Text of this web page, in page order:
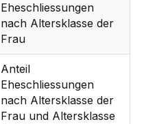
Eheschliessungen
nach Altersklasse der
Frau
Anteil
Eheschliessungen
nach Altersklasse der
Frau und Altersklasse